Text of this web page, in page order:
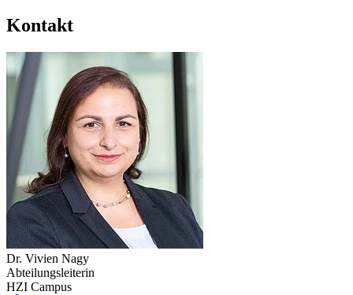
Kontakt
Dr. Vivien Nagy
Abteilungsleiterin
HZI Campus